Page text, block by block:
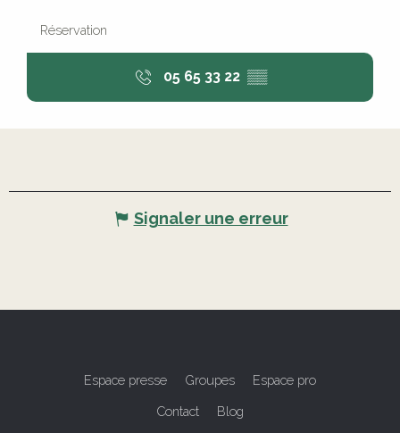
Réservation
05 65 33 22 ▒▒
Signaler une erreur
Espace presse Groupes Espace pro
Contact Blog